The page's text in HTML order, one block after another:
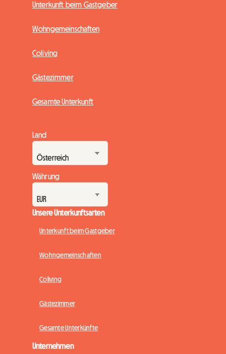
Unterkunft beim Gastgeber
Wohngemeinschaften
Coliving
Gästezimmer
Gesamte Unterkunft
Land
Währung
Unsere Unterkunftsarten
Unterkunft beim Gastgeber
Wohngemeinschaften
Coliving
Gästezimmer
Gesamte Unterkünfte
Unternehmen